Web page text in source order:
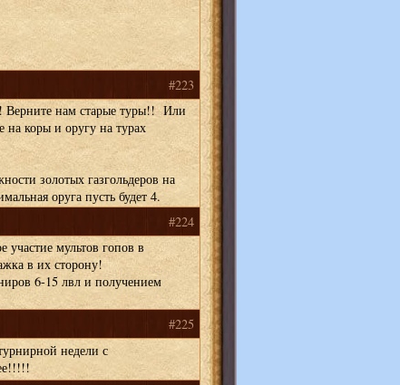
#223
Верните нам старые туры!! Или
на коры и оругу на турах
золотых газгольдеров на
оруга пусть будет 4.
#224
участие мультов гопов в
в их сторону!
6-15 лвл и получением
#225
недели с